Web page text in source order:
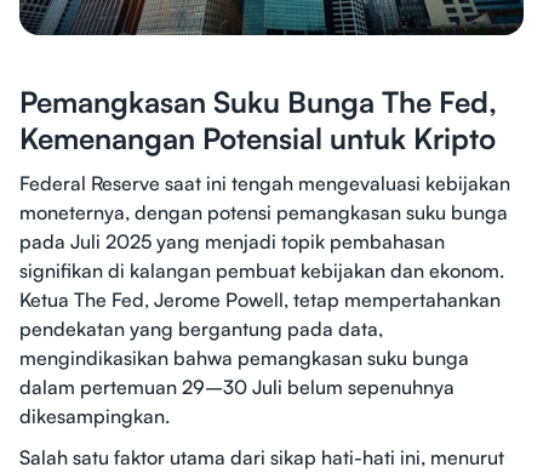
Pemangkasan Suku Bunga The Fed,
Kemenangan Potensial untuk Kripto
Federal Reserve saat ini tengah mengevaluasi kebijakan
moneternya, dengan potensi pemangkasan suku bunga
pada Juli 2025 yang menjadi topik pembahasan
signifikan di kalangan pembuat kebijakan dan ekonom.
Ketua The Fed, Jerome Powell, tetap mempertahankan
pendekatan yang bergantung pada data,
mengindikasikan bahwa pemangkasan suku bunga
dalam pertemuan 29–30 Juli belum sepenuhnya
dikesampingkan.
Salah satu faktor utama dari sikap hati-hati ini, menurut